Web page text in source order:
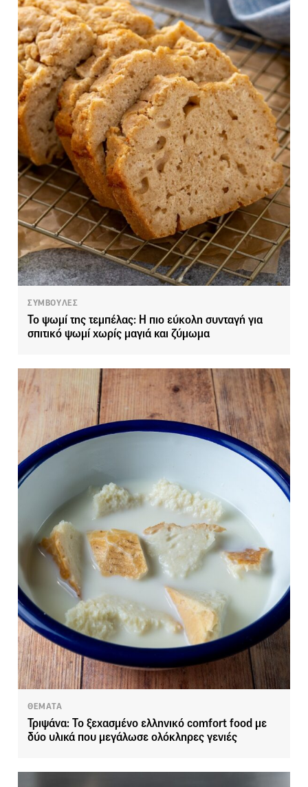
ΣΥΜΒΟΥΛΕΣ
Το ψωμί της τεμπέλας: Η πιο εύκολη συνταγή για
σπιτικό ψωμί χωρίς μαγιά και ζύμωμα
ΘΕΜΑΤΑ
Τριψάνα: Το ξεχασμένο ελληνικό comfort food με
δύο υλικά που μεγάλωσε ολόκληρες γενιές